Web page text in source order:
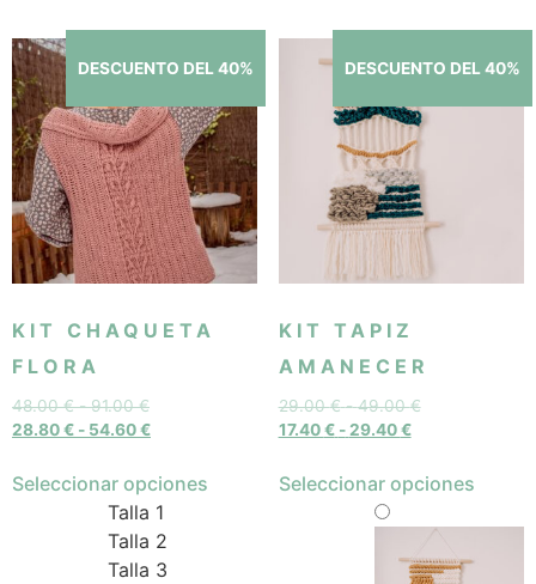
DESCUENTO DEL 40%
KIT CHAQUETA
FLORA
48.00€ - 91.00€
28.80€ - 54.60€
Seleccionar opciones
Talla 1
Talla 2
Talla 3
DESCUENTO DEL 40%
KIT TAPIZ
AMANECER
29.00€ - 49.00€
17.40€ - 29.40€
Seleccionar opciones